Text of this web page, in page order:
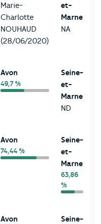
Marie-
Charlotte
NOUHAUD
(28/06/2020)
et-
Marne
NA
Avon
49,7 %
Seine-
et-
Marne
ND
Avon
74,44 %
Seine-
et-
Marne
63,86
%
Avon
Seine-